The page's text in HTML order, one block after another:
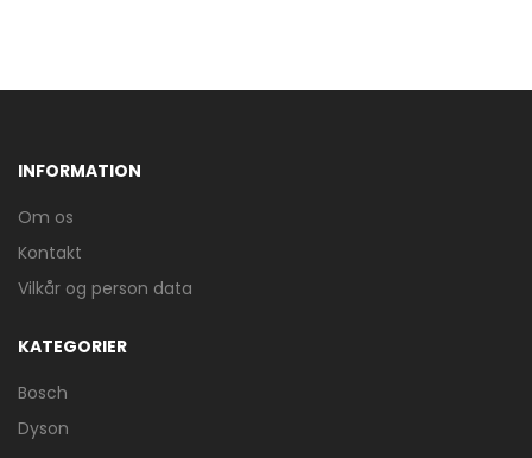
INFORMATION
Om os
Kontakt
Vilkår og person data
KATEGORIER
Bosch
Dyson